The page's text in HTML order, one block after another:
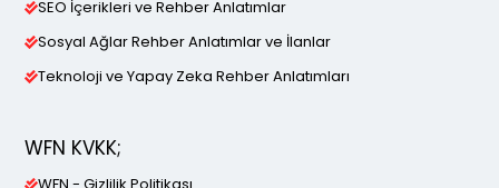
SEO İçerikleri ve Rehber Anlatımlar
Sosyal Ağlar Rehber Anlatımlar ve İlanlar
Teknoloji ve Yapay Zeka Rehber Anlatımları
WFN KVKK;